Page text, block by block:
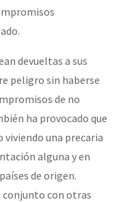
(Las poblaciones y
devueltas a sus
peligro sin haberse
de no
ha provocado que
viviendo una precaria
alguna y en
de origen.
conjunto con otras